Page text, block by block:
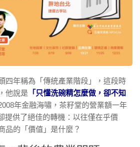
四年稱為「傳統產業階段」，這段時
他說是 「只懂洗碗精怎麼做，卻不知
年金融海嘯，茶籽堂的營業額一年
提供了絕佳的轉機：以往僅在乎價
品的「價值」是什麼？